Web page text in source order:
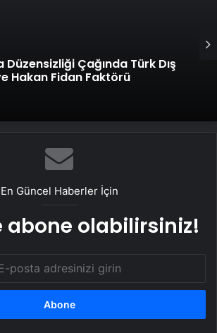
Düzensizliği Çağında Türk Dış
Hakan Fidan Faktörü
En Güncel Haberler İçin
abone olabilirsiniz!